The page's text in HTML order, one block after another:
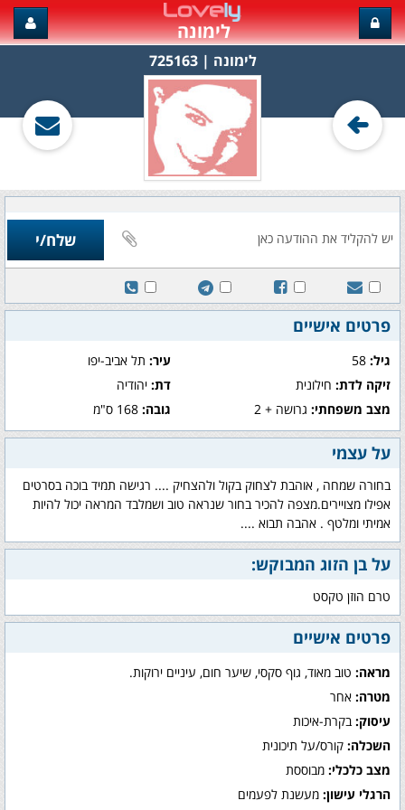
לימונה
לימונה‏ | 725163
פרטים אישיים
גיל: עיר:תל אביב-יפו
זיקה לדת: חילונית דת:יהודיה
מצב משפחתי: גרושה + 2 גובה:168 ס"מ
על עצמי
בחורה שמחה , אוהבת לצחוק בקול ולהצחיק .... רגישה תמיד בוכה בסרטים
אפילו מצויירים.מצפה להכיר בחור שנראה טוב ושמלבד המראה יכול להיות
אמיתי ומלטף . אהבה תבוא ....
על בן הזוג המבוקש:
טרם הוזן טקסט
פרטים אישיים
מראה: טוב מאוד, גוף סקסי, שיער חום, עיניים ירוקות.
מטרה: אחר
עיסוק: בקרת-איכות
השכלה: קורס/על תיכונית
מצב כלכלי: מבוססת
הרגלי עישון: מעשנת לפעמים